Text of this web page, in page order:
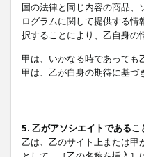
国の法律と同じ内容の商品
ログラムに関して提供する
択することにより、乙自身の
甲は、いかなる時であっても
甲は、乙が自身の期待に基づ
5. 乙がアソシエイトであるこ
乙は、乙のサイト上または甲